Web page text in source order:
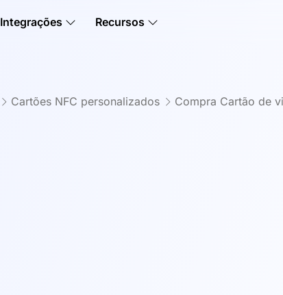
Integrações Recursos
Cartões NFC personalizados Compra Cartão de